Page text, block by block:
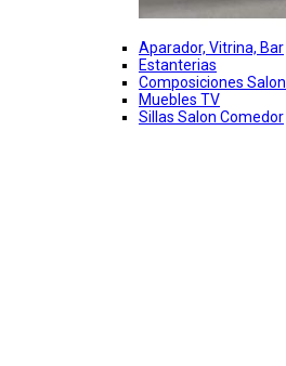
Aparador, Vitrina, Bar
Estanterias
Composiciones Salon
Muebles TV
Sillas Salon Comedor